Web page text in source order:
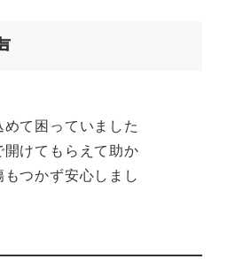
めて困っていました
けてもらえて助か
もつかず安心しまし